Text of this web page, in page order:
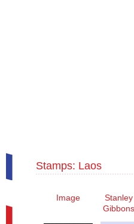
Stamps: Laos
Image
Stanley
Gibbons